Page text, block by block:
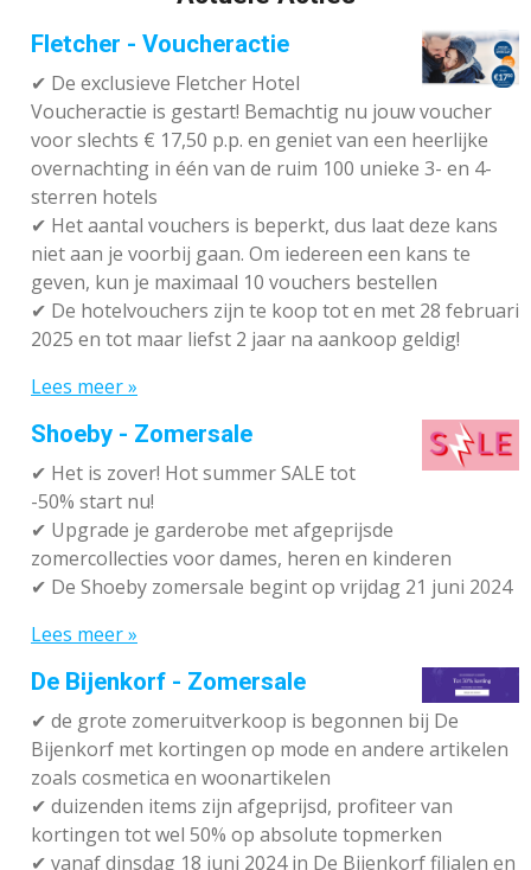
Fletcher - Voucheractie
✔ De exclusieve Fletcher Hotel
Voucheractie is gestart! Bemachtig nu jouw voucher
voor slechts € 17,50 p.p. en geniet van een heerlijke
overnachting in één van de ruim 100 unieke 3- en 4-
sterren hotels
✔ Het aantal vouchers is beperkt, dus laat deze kans
niet aan je voorbij gaan. Om iedereen een kans te
geven, kun je maximaal 10 vouchers bestellen
✔ De hotelvouchers zijn te koop tot en met 28 februari
2025 en tot maar liefst 2 jaar na aankoop geldig!
Lees meer »
Shoeby - Zomersale
✔ Het is zover! Hot summer SALE tot
-50% start nu!
✔ Upgrade je garderobe met afgeprijsde
zomercollecties voor dames, heren en kinderen
✔ De Shoeby zomersale begint op vrijdag 21 juni 2024
Lees meer »
De Bijenkorf - Zomersale
✔ de grote zomeruitverkoop is begonnen bij De
Bijenkorf met kortingen op mode en andere artikelen
zoals cosmetica en woonartikelen
✔ duizenden items zijn afgeprijsd, profiteer van
kortingen tot wel 50% op absolute topmerken
✔ vanaf dinsdag 18 juni 2024 in De Bijenkorf filialen en